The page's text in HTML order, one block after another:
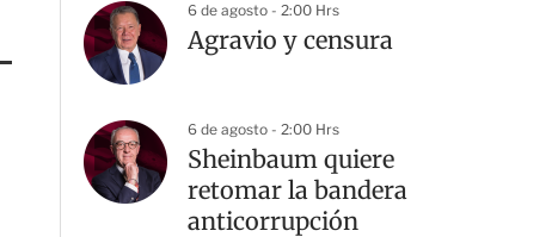
6 de agosto - 2:00 Hrs
Agravio y censura
6 de agosto - 2:00 Hrs
Sheinbaum quiere
retomar la bandera
anticorrupción